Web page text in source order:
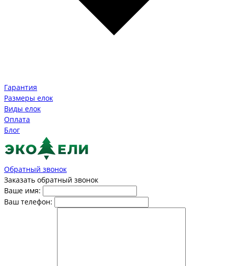
Гарантия
Размеры елок
Виды елок
Оплата
Блог
Обратный звонок
Заказать обратный звонок
Ваше имя:
Ваш телефон: